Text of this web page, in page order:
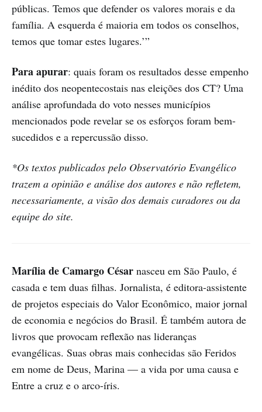
públicas. Temos que defender os valores morais e da
família. A esquerda é maioria em todos os conselhos,
temos que tomar estes lugares.’”
Para apurar: quais foram os resultados desse empenho
inédito dos neopentecostais nas eleições dos CT? Uma
análise aprofundada do voto nesses municípios
mencionados pode revelar se os esforços foram bem-
sucedidos e a repercussão disso.
*Os textos publicados pelo Observatório Evangélico
trazem a opinião e análise dos autores e não refletem,
necessariamente, a visão dos demais curadores ou da
equipe do site.
Marília de Camargo César nasceu em São Paulo, é
casada e tem duas filhas. Jornalista, é editora-assistente
de projetos especiais do Valor Econômico, maior jornal
de economia e negócios do Brasil. É também autora de
livros que provocam reflexão nas lideranças
evangélicas. Suas obras mais conhecidas são Feridos
em nome de Deus, Marina — a vida por uma causa e
Entre a cruz e o arco-íris.